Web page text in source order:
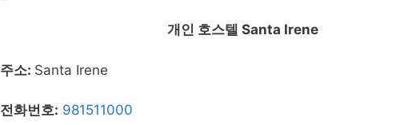
개인 호스텔 Santa Irene
주소: Santa Irene
전화번호: 981511000